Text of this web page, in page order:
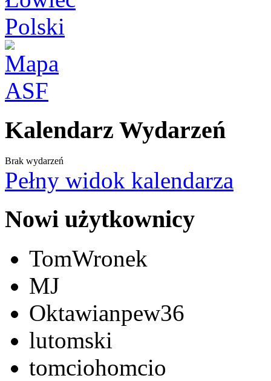
Kalendarz Wydarzeń
Brak wydarzeń
Pełny widok kalendarza
Nowi użytkownicy
TomWronek
MJ
Oktawianpew36
lutomski
tomciohomcio